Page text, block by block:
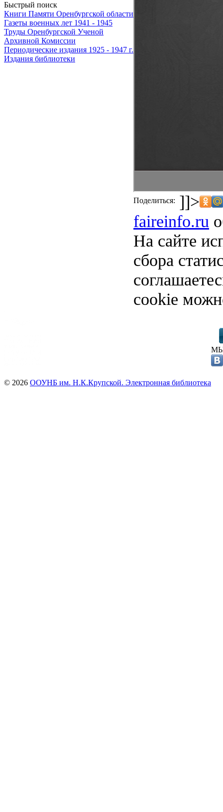
Быстрый поиск
Книги Памяти Оренбургской области
Газеты военных лет 1941 - 1945
Труды Оренбургской Ученой
Архивной Комиссии
Периодические издания 1925 - 1947 г.
Издания библиотеки
Поделиться: ]]>
faireinfo.ru
На сайте
сбора
cookie
© 2026 ООУНБ им. Н.К.Крупской. Электронная библиотека